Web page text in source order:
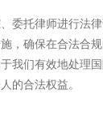
委托律师进行法
，确保在合法合
我们有效地处理
的合法权益。